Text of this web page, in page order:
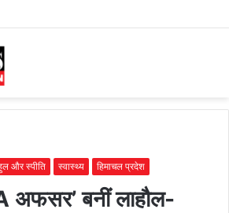
और स्पीति स्वास्थ्य हिमाचल प्रदेश
अफसर’ बनीं लाहौल-